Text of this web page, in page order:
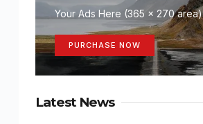
Your Ads Here (365 x 270 area)
PURCHASE NOW
Latest News